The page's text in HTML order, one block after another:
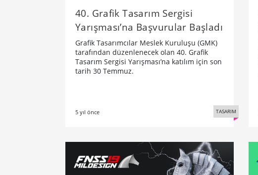
40. Grafik Tasarım Sergisi
Yarışması’na Başvurular Başladı
Grafik Tasarımcılar Meslek Kuruluşu (GMK)
tarafından düzenlenecek olan 40. Grafik
Tasarım Sergisi Yarışması’na katılım için son
tarih 30 Temmuz.
5 yıl önce TASARIM